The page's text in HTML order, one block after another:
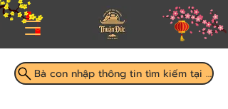
Bà con nhập thông tin tìm kiếm tại đây